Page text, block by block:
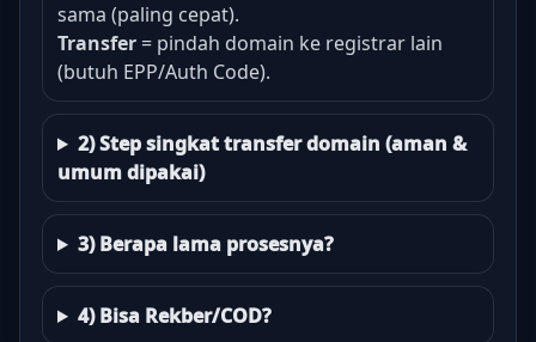
sama (paling cepat).
Transfer = pindah domain ke registrar lain
(butuh EPP/Auth Code).
2) Step singkat transfer domain (aman &
umum dipakai)
3) Berapa lama prosesnya?
4) Bisa Rekber/COD?